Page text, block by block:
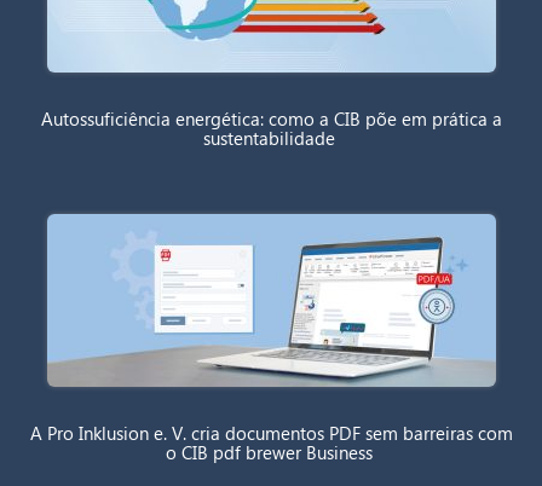
Autossuficiência energética: como a CIB põe em prática a
sustentabilidade
A Pro Inklusion e. V. cria documentos PDF sem barreiras com
o CIB pdf brewer Business